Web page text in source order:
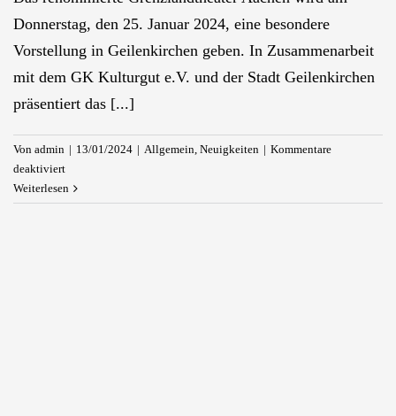
Donnerstag, den 25. Januar 2024, eine besondere
Vorstellung in Geilenkirchen geben. In Zusammenarbeit
mit dem GK Kulturgut e.V. und der Stadt Geilenkirchen
präsentiert das [...]
Von admin | 13/01/2024 | Allgemein, Neuigkeiten | Kommentare
deaktiviertfür
Gruselspaß
mit
Weiterlesen